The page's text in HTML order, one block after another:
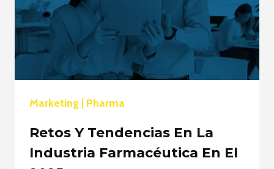
Marketing | Pharma
Retos Y Tendencias En La
Industria Farmacéutica En El